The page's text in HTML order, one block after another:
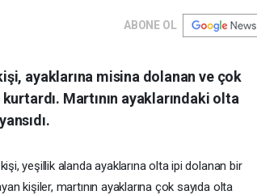
ABONE OL
ayaklarına misina dolanan ve çok
Martının ayaklarındaki olta
yeşillik alanda ayaklarına olta ipi dolanan bir
kişiler, martının ayaklarına çok sayıda olta